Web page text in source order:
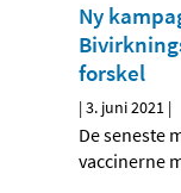
Ny
forskel
|3. juni 2021 |
De seneste
vaccinerne